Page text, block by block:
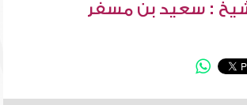
: سعيد بن مسفر